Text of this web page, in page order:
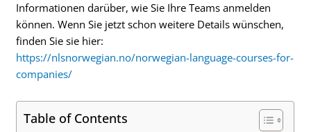
Informationen darüber, wie Sie Ihre Teams anmelden
können. Wenn Sie jetzt schon weitere Details wünschen,
finden Sie sie hier:
https://nlsnorwegian.no/norwegian-language-courses-for-
companies/
Table of Contents